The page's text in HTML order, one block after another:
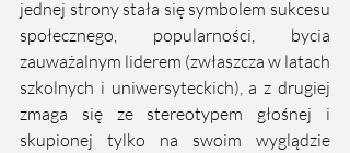
jednej strony stała się symbolem sukcesu
społecznego, popularności, bycia
zauważalnym liderem (zwłaszcza w latach
szkolnych i uniwersyteckich), a z drugiej
zmaga się ze stereotypem głośnej i
skupionej tylko na swoim wyglądzie